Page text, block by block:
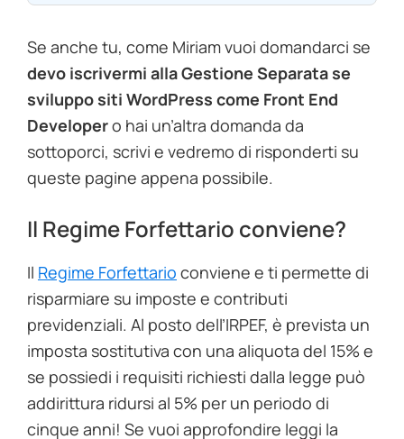
Se anche tu, come Miriam vuoi domandarci se
devo iscrivermi alla Gestione Separata se
sviluppo siti WordPress come Front End
Developero hai un’altra domanda da
sottoporci, scrivi e vedremo di risponderti su
queste pagine appena possibile.
Il Regime Forfettario conviene?
Il Regime Forfettario conviene e ti permette di
risparmiare su imposte e contributi
previdenziali. Al posto dell’IRPEF, è prevista un
imposta sostitutiva con una aliquota del 15% e
se possiedi i requisiti richiesti dalla legge può
addirittura ridursi al 5% per un periodo di
cinque anni! Se vuoi approfondire leggi la